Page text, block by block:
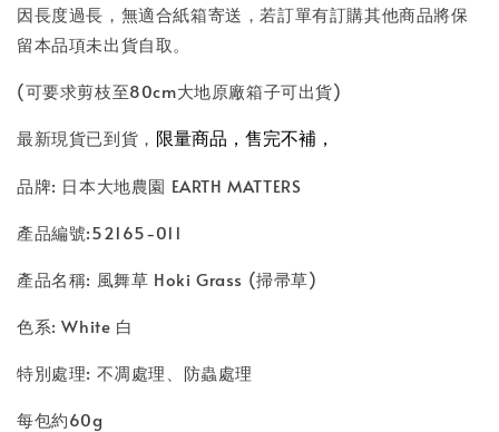
因長度過長，無適合紙箱寄送，若訂單有訂購其他商品將保
留本品項未出貨自取。
(可要求剪枝至80cm大地原廠箱子可出貨)
最新現貨已到貨， 限量商品，售完不補，
品牌: 日本大地農園 EARTH MATTERS
產品編號:52165-011
產品名稱: 風舞草 Hoki Grass (掃帚草)
色系: White 白
特別處理: 不凋處理、防蟲處理
每包約60g